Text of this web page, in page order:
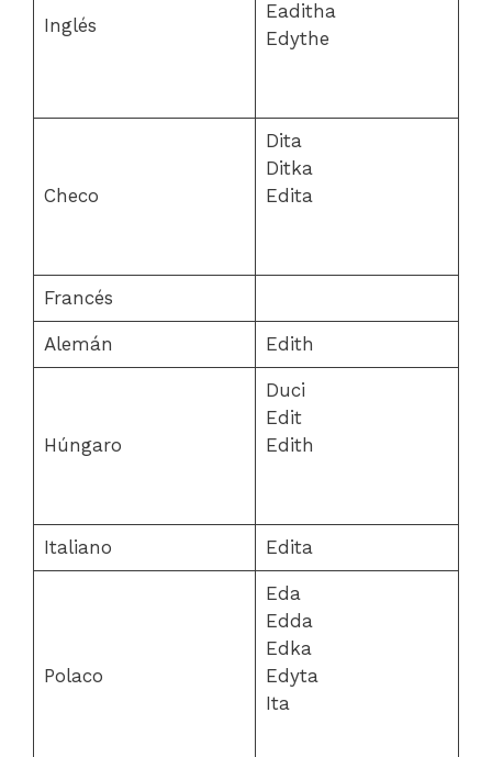
Inglés
Eaditha
Edythe
Checo
Dita
Ditka
Edita
Francés
Alemán Edith
Húngaro
Duci
Edit
Edith
Italiano Edita
Polaco
Eda
Edda
Edka
Edyta
Ita